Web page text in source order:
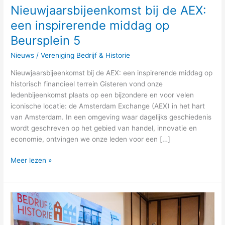
Nieuwjaarsbijeenkomst bij de AEX:
een inspirerende middag op
Beursplein 5
Nieuws /Vereniging Bedrijf & Historie
Nieuwjaarsbijeenkomst bij de AEX: een inspirerende middag op
historisch financieel terrein Gisteren vond onze
ledenbijeenkomst plaats op een bijzondere en voor velen
iconische locatie: de Amsterdam Exchange (AEX) in het hart
van Amsterdam. In een omgeving waar dagelijks geschiedenis
wordt geschreven op het gebied van handel, innovatie en
economie, ontvingen we onze leden voor een […]
Meer lezen »
Een
bijzonder
moment